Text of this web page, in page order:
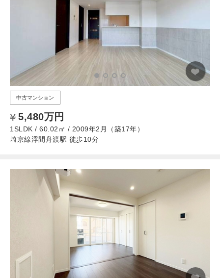
中古マンション
5,480万円
1SLDK / 60.02㎡ / 2009年2月（築17年）
埼京線浮間舟渡駅 徒歩10分